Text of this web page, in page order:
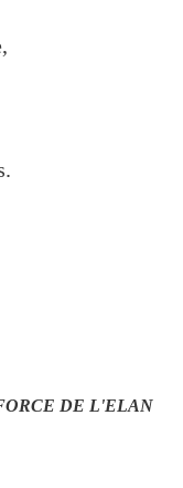
DE L'ELAN